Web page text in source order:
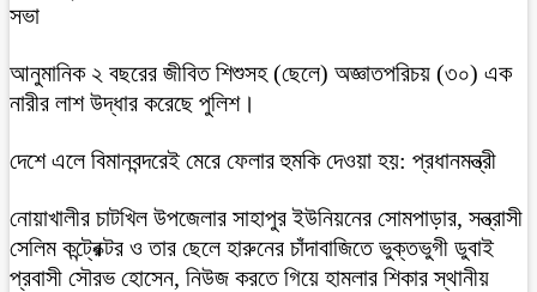
সভা
আনুমানিক ২ বছরের জীবিত শিশুসহ (ছেলে) অজ্ঞাতপরিচয় (৩০) এক
নারীর লাশ উদ্ধার করেছে পুলিশ।
দেশে এলে বিমানবন্দরেই মেরে ফেলার হুমকি দেওয়া হয়: প্রধানমন্ত্রী
নোয়াখালীর চাটখিল উপজেলার সাহাপুর ইউনিয়নের সোমপাড়ার, সন্ত্রাসী
সেলিম কন্ট্রেক্টর ও তার ছেলে হারুনের চাঁদাবাজিতে ভুক্তভুগী ডুবাই
প্রবাসী সৌরভ হোসেন, নিউজ করতে গিয়ে হামলার শিকার স্থানীয়